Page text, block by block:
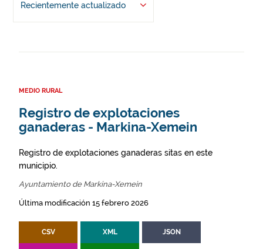
Recientemente actualizado
MEDIO RURAL
Registro de explotaciones
ganaderas - Markina-Xemein
Registro de explotaciones ganaderas sitas en este
municipio.
Ayuntamiento de Markina-Xemein
Última modificación 15 febrero 2026
CSV XML JSON